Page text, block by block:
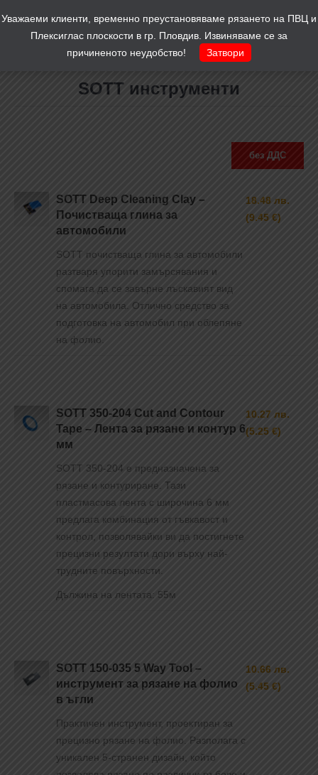
SOTT инструменти
без ДДС
SOTT Deep Cleaning Clay –
Почистваща глина за
автомобили
SOTT почистваща глина за автомобили
разтваря упорити замърсявания и
спомага да се завърне лъскавият вид
на автомобила. Отлично средство за
подготовка на автомобил при облепяне
на фолио.
18.48 лв.
(9.45 €)
SOTT 350-204 Cut and Contour
Tape – Лента за рязане и контур 6
мм
SOTT 350-204 е предназначена за
рязане и контуриране. Тази
пластмасова лента с широчина 6 мм
предлага комбинация от гъвкавост и
контрол, позволявайки ви да постигнете
прецизни резултати дори върху най-
трудните повърхности.
Дължина на лентата: 55м
10.27 лв.
(5.25 €)
SOTT 150-035 5 Way Tool –
инструмент за рязане на фолио
в ъгли
Практичен инструмент, проектиран за
прецизно рязане на фолио. Разполага с
уникален 5-странен дизайн, който
10.66 лв.
(5.45 €)
Уважаеми клиенти, временно преустановяваме рязането на ПВЦ и
Плексиглас плоскости в гр. Пловдив. Извиняваме се за
причиненото неудобство!
Затвори